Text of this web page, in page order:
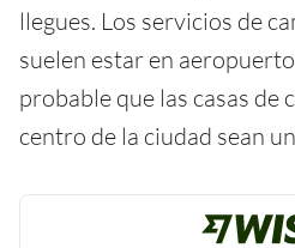
llegues. Los servicios de
suelen estar en
probable que las casas de
centro de la ciudad sean